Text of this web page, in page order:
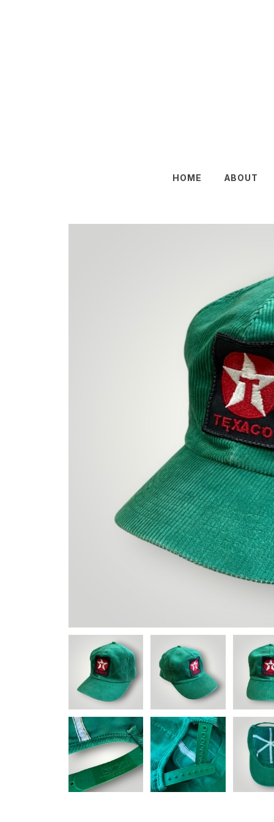
HOME ABOUT